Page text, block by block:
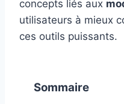
concepts liés aux
utilisateurs à mieux
ces outils puissants.
Sommaire